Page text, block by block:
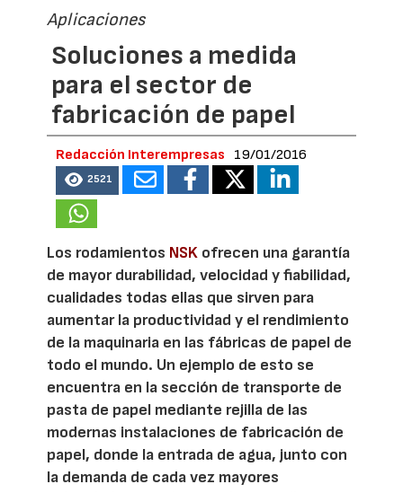
Aplicaciones
Soluciones a medida
para el sector de
fabricación de papel
Redacción Interempresas 19/01/2016
2521
Los rodamientos NSK ofrecen una garantía
de mayor durabilidad, velocidad y fiabilidad,
cualidades todas ellas que sirven para
aumentar la productividad y el rendimiento
de la maquinaria en las fábricas de papel de
todo el mundo. Un ejemplo de esto se
encuentra en la sección de transporte de
pasta de papel mediante rejilla de las
modernas instalaciones de fabricación de
papel, donde la entrada de agua, junto con
la demanda de cada vez mayores